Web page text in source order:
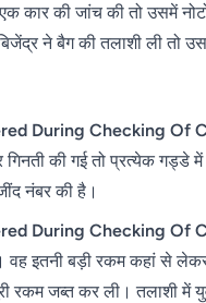
एक कार की जांच की तो उसमें
ने बैग की तलाशी ली तो
During Checking Of
गिनती की गई तो प्रत्येक
नंबर की है।
During Checking Of
वह इतनी बड़ी रकम कहां से
जब्त कर ली। तलाशी में